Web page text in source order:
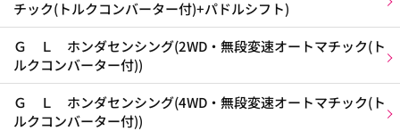
チック(トルクコンバーター付)+パドルシフト)
Ｇ Ｌ ホンダセンシング(2WD・無段変速オートマチック(ト
ルクコンバーター付))
Ｇ Ｌ ホンダセンシング(4WD・無段変速オートマチック(ト
ルクコンバーター付))